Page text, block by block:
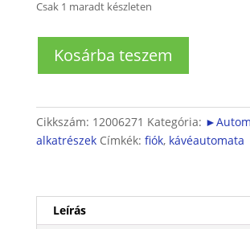
Csak 1 maradt készleten
kávé
(világos
szürke)
Kosárba teszem
Cikkszám: 12006271 Kategória:
alkatrészek Címkék: fiók, kávéautomata
Leírás